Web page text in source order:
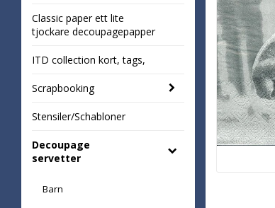
Classic paper ett lite
tjockare decoupagepapper
ITD collection kort, tags,
Scrapbooking
Stensiler/Schabloner
Decoupage
servetter
Barn